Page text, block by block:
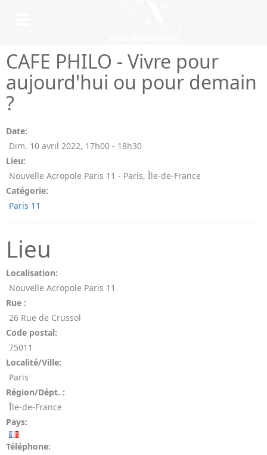
CAFE PHILO - Vivre pour
aujourd'hui ou pour demain
?
Date:
Dim. 10 avril 2022, 17h00 - 18h30
Lieu:
Nouvelle Acropole Paris 11 - Paris, Île-de-France
Catégorie:
Paris 11
Lieu
Localisation:
Nouvelle Acropole Paris 11
Rue :
26 Rue de Crussol
Code postal:
75011
Localité/Ville:
Paris
Région/Dépt. :
Île-de-France
Pays:
Téléphone: